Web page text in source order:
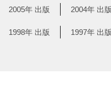
2005年 出版 2004年 出版
1998年 出版 1997年 出版